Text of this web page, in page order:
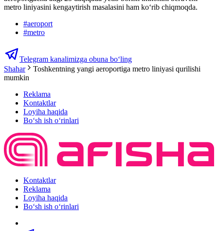
metro liniyasini kengaytirish masalasini ham ko‘rib chiqmoqda.
#aeroport
#metro
Telegram kanalimizga obuna bo‘ling
Shahar
Toshkentning yangi aeroportiga metro liniyasi qurilishi
mumkin
Reklama
Kontaktlar
Loyiha haqida
Bo‘sh ish o‘rinlari
Kontaktlar
Reklama
Loyiha haqida
Bo‘sh ish o‘rinlari